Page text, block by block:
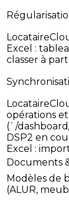
Excel :
classer à part.
opérations
(`/
DSP2 en
Excel :
Documents
Modèles de
(ALUR,